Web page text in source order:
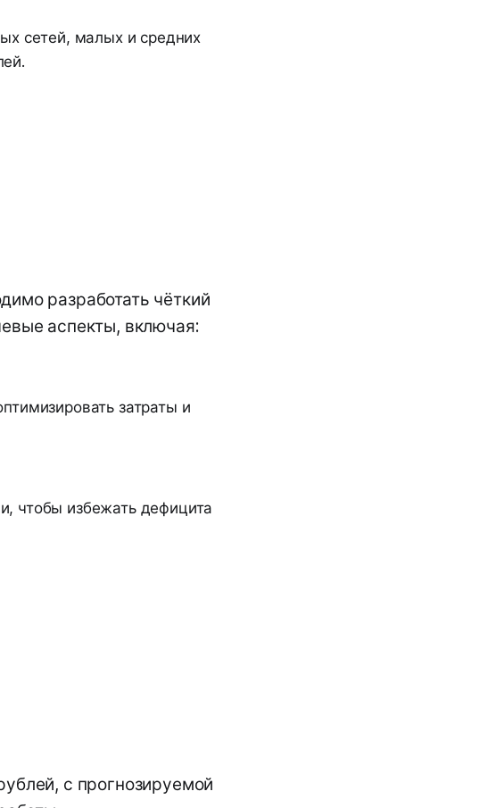
сетей, малых и средних
разработать чёткий
аспекты, включая:
затраты и
чтобы избежать дефицита
с прогнозируемой